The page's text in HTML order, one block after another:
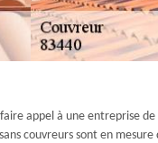
appel à une entreprise
couvreurs sont en